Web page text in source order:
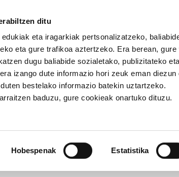
ditu
eta iragarkiak pertsonalizatzeko,
eta gure trafikoa aztertzeko. Era berean,
dugu baliabide sozialetako, publizitateko
izango dute informazio hori zeuk eman
bestelako informazio batekin uztartzeko.
baduzu, gure cookieak onartuko dituzu.
Hobespenak Estatistika
Gai Monografikoak 30.
Bestelako
kronika.